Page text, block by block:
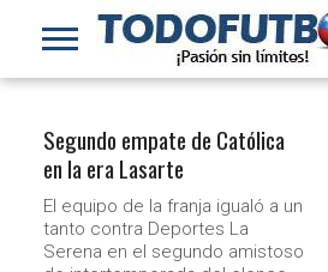
Segundo empate de Católica
en la era Lasarte
El equipo de la franja igualó a un
tanto contra Deportes La
Serena en el segundo amistoso